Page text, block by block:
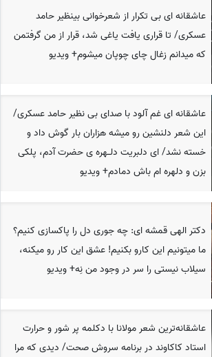
عاشقانه ای بی تکرار از شعرخوانی بینظیر حامد
عسکری/ تا قراری یافت یاغی شد، قرار از من گرفتمن
که میدانم زغال چای چوپان میشوم+ ویدیو
عاشقانه ای غم آلود با صدای بی نظیر حامد عسکری/
این شعر دلنشین رو میشه هزاران بار گوش داد و
خسته نشد/ ای دلبریت دلــهره ی حضرت آدم، پلکی
بزن و دلهره ام باش دمادم+ ویدیو
دکتر الهی قمشه ای: چه جوری دل را پاکسازی کنیم؟
ما میتونیم این کارو بکنیم! عشق این کار رو میکنه،
سیلاب نیستی را سر در وجود من نِه+ ویدیو
عاشقانه‌ترین شعر مولانا با دکلمه پر شور و حرارت
استاد کاکاوند در برنامه سروش صحت/ دیدی که مرا